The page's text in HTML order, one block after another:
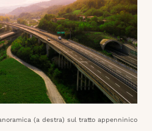
(a destra) sul tratto appenninico